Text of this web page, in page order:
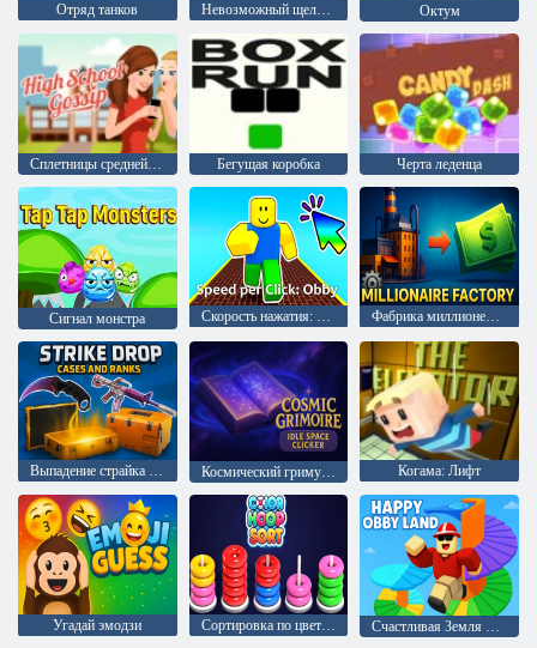
Отряд танков Невозможный щелчок бутылки Октум
Сплетницы средней школы Бегущая коробка Черта леденца
Сигнал монстра Скорость нажатия: Обби Фабрика миллионеров
Выпадение страйка Кейсы и ранги Космический гримуар – космический кликер Когама: Лифт
Угадай эмодзи Сортировка по цвету обручей
Счастливая Земля Обби